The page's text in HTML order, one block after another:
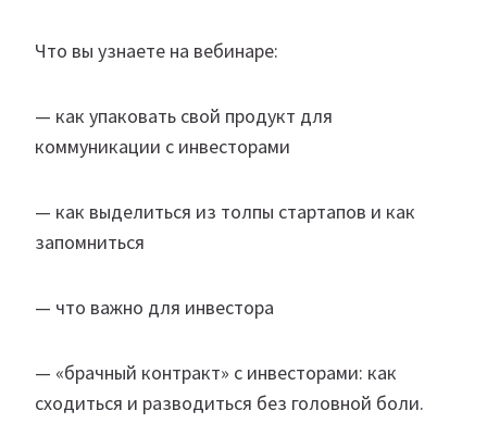
Что вы узнаете на вебинаре:
— как упаковать свой продукт для
коммуникации с инвесторами
— как выделиться из толпы стартапов и как
запомниться
— что важно для инвестора
— «брачный контракт» с инвесторами: как
сходиться и разводиться без головной боли.